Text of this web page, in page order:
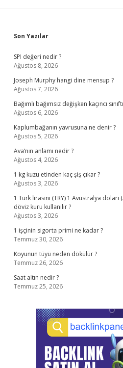
Sidebar
Son Yazılar
SPI değeri nedir ?
Ağustos 8, 2026
Joseph Murphy hangi dine mensup ?
Ağustos 7, 2026
Bağımlı bağımsız değişken kaçıncı
Ağustos 6, 2026
Kaplumbağanın yavrusuna ne denir ?
Ağustos 5, 2026
Ava’nın anlamı nedir ?
Ağustos 4, 2026
1 kg kuzu etinden kaç şiş çıkar ?
Ağustos 3, 2026
1 Türk lirasını (TRY) 1 Avustralya
döviz kuru kullanılır ?
Ağustos 3, 2026
1 işçinin sigorta primi ne kadar ?
Temmuz 30, 2026
Koyunun tüyü neden dökülür ?
Temmuz 26, 2026
Saat altın nedir ?
Temmuz 25, 2026